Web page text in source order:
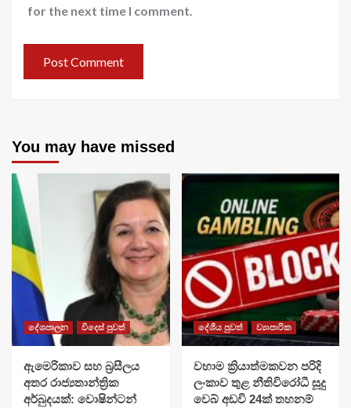
for the next time I comment.
You may have missed
දේශපාලන විදෙස් පුවත්
ඇමෙරිකාව සහ බ්‍රසීලය
අතර රාජ්‍යතාන්ත්‍රික
අර්බුදයක්: වොෂින්ටන්
දේශීය පුවත් ව්‍යාපාරික
වහාම ක්‍රියාත්මකවන පරිදි
ලංකාව තුළ නීතිවිරෝධී සූදු
වෙබ් අඩවි 24ක් තහනම්